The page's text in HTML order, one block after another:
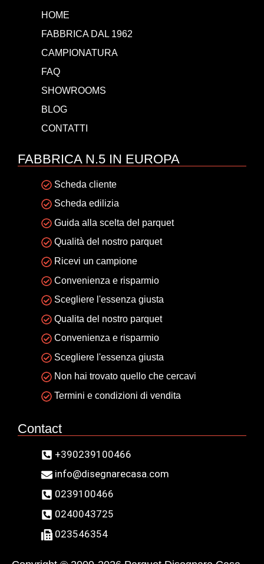
HOME
FABBRICA DAL 1962
CAMPIONATURA
FAQ
SHOWROOMS
BLOG
CONTATTI
FABBRICA N.5 IN EUROPA
Scheda cliente
Scheda edilizia
Guida alla scelta del parquet
Qualità del nostro parquet
Ricevi un campione
Convenienza e risparmio
Scegliere l'essenza giusta
Qualita del nostro parquet
Convenienza e risparmio
Scegliere l'essenza giusta
Non hai trovato quello che cercavi
Termini e condizioni di vendita
Contact
+390239100466
info@disegnarecasa.com
0239100466
0240043725
023546354